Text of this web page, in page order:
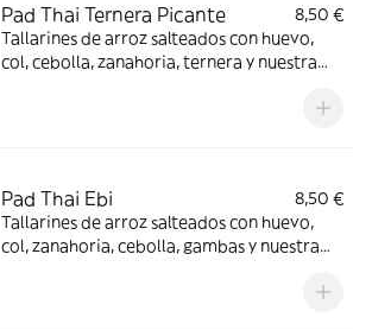
Pad Thai Ternera Picante
8,50 €
Tallarines de arroz salteados con huevo,
col, cebolla, zanahoria, ternera y nuestra
Pad Thai Ebi
8,50 €
Tallarines de arroz salteados con huevo,
col, zanahoria, cebolla, gambas y nuestra